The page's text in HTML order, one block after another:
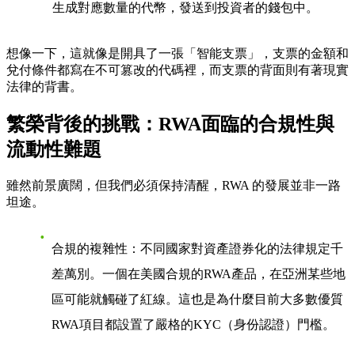
生成對應數量的代幣，發送到投資者的錢包中。
想像一下，這就像是開具了一張「智能支票」，支票的金額和
兌付條件都寫在不可篡改的代碼裡，而支票的背面則有著現實
法律的背書。
繁榮背後的挑戰：RWA面臨的合規性與
流動性難題
雖然前景廣闊，但我們必須保持清醒，RWA 的發展並非一路
坦途。
合規的複雜性 ：不同國家對資產證券化的法律規定千
差萬別。一個在美國合規的RWA產品，在亞洲某些地
區可能就觸碰了紅線。這也是為什麼目前大多數優質
RWA項目都設置了嚴格的KYC（身份認證）門檻。